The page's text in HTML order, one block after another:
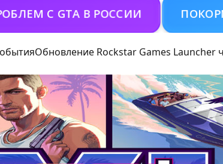
GTA В РОССИИ ПОКОРМИТЬ
Обновление Rockstar Games Launcher